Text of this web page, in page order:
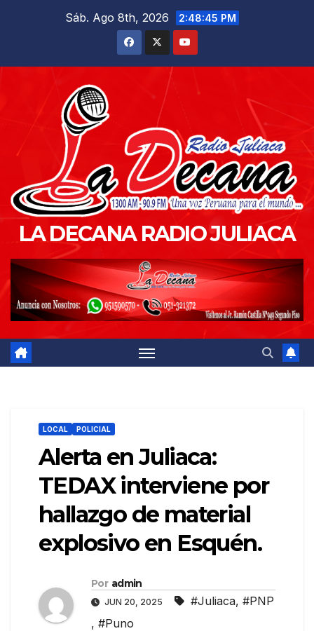
Sáb. Ago 8th, 2026 2:48:47 PM
LA DECANA RADIO JULIACA
LOCAL POLICIAL
Alerta en Juliaca:
TEDAX interviene por
hallazgo de material
explosivo en Esquén.
Por admin
JUN 20, 2025 #Juliaca, #PNP
, #Puno